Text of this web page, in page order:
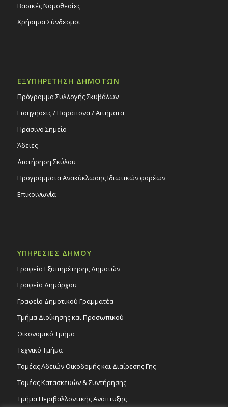
Βασικές Νομοθεσίες
Χρήσιμοι Σύνδεσμοι
ΕΞΥΠΗΡΕΤΗΣΗ ΔΗΜΟΤΩΝ
Πρόγραμμα Συλλογής Σκυβάλων
Εισηγήσεις / Παράπονα / Αιτήματα
Πράσινο Σημείο
Άδειες
Διατήρηση Σκύλου
Προγράμματα Ανακύκλωσης Ιδιωτικών φορέων
Επικοινωνία
ΥΠΗΡΕΣΙΕΣ ΔΗΜΟΥ
Γραφείο Εξυπηρέτησης Δημοτών
Γραφείο Δημάρχου
Γραφείο Δημοτικού Γραμματέα
Τμήμα Διοίκησης και Προσωπικού
Οικονομικό Τμήμα
Τεχνικό Τμήμα
Τομέας Αδειών Οικοδομής και Διαίρεσης Γης
Τομέας Κατασκευών & Συντήρησης
Τμήμα Περιβαλλοντικής Ανάπτυξης